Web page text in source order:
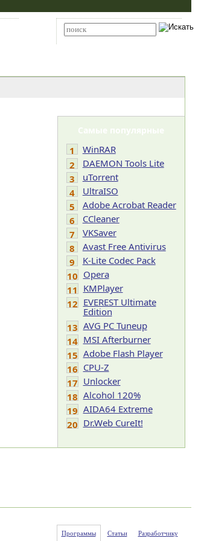
Самые популярные
1
WinRAR
2
DAEMON Tools Lite
3
uTorrent
4
UltraISO
5
Adobe Acrobat Reader
6
CCleaner
7
VKSaver
8
Avast Free Antivirus
9
K-Lite Codec Pack
10 Opera
11 KMPlayer
12 EVEREST Ultimate
Edition
13 AVG PC Tuneup
14 MSI Afterburner
15 Adobe Flash Player
16 CPU-Z
17 Unlocker
18 Alcohol 120%
19 AIDA64 Extreme
20 Dr.Web CureIt!
Программы Статьи Разработчику